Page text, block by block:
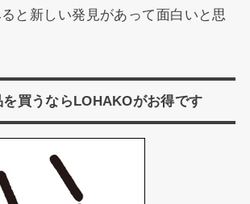
と新しい発見があって面白いと思
買うならLOHAKOがお得です